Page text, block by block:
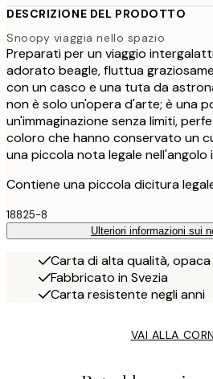
DESCRIZIONE DEL PRODOTTO
Snoopy viaggia nello spazio
Preparati per un viaggio
adorato beagle, fluttua
con un casco e una tuta da
non è solo un'opera d'arte; è una
un'immaginazione senza limiti,
coloro che hanno conservato un
una piccola nota legale nell'angolo
Contiene una piccola dicitura
18825-8
Ulteriori informazioni sui
Carta di alta qualità, opaca
Fabbricato in Svezia
Carta resistente negli anni
VAI ALLA